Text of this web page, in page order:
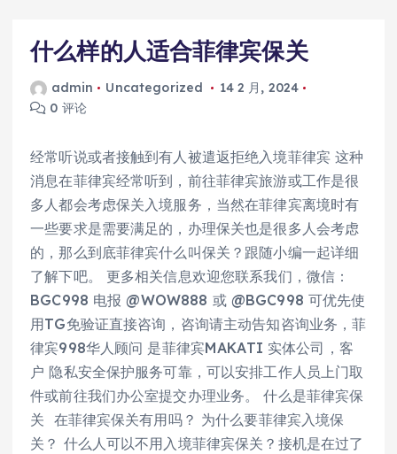
什么样的人适合菲律宾保关
admin Uncategorized
14 2 月, 2024
0 评论
经常听说或者接触到有人被遣返拒绝入境菲律宾 这种
消息在菲律宾经常听到，前往菲律宾旅游或工作是很
多人都会考虑保关入境服务，当然在菲律宾离境时有
一些要求是需要满足的，办理保关也是很多人会考虑
的，那么到底菲律宾什么叫保关？跟随小编一起详细
了解下吧。 更多相关信息欢迎您联系我们，微信：
BGC998 电报 @WOW888 或 @BGC998 可优先使
用TG免验证直接咨询，咨询请主动告知咨询业务，菲
律宾998华人顾问 是菲律宾MAKATI 实体公司，客
户 隐私安全保护服务可靠，可以安排工作人员上门取
件或前往我们办公室提交办理业务。 什么是菲律宾保
关 在菲律宾保关有用吗？ 为什么要菲律宾入境保
关？ 什么人可以不用入境菲律宾保关？接机是在过了